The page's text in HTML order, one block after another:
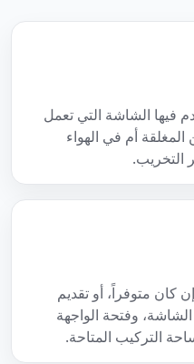
فيها الشاشة التي تعمل
أم في الهواء
التخريب.
كان متوفراً، أو تقديم
وفتحة الواجهة
التركيب المتاحة.